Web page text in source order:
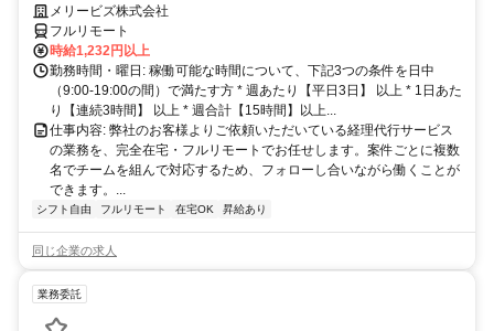
～。完全在宅で育児・介護中の方も大歓迎♪
メリービズ株式会社
フルリモート
時給1,232円以上
勤務時間・曜日: 稼働可能な時間について、下記3つの条件を日中
（9:00-19:00の間）で満たす方 * 週あたり【平日3日】 以上 * 1日あた
り【連続3時間】 以上 * 週合計【15時間】以上...
仕事内容: 弊社のお客様よりご依頼いただいている経理代行サービス
の業務を、完全在宅・フルリモートでお任せします。案件ごとに複数
名でチームを組んで対応するため、フォローし合いながら働くことが
できます。...
シフト自由 フルリモート 在宅OK 昇給あり
同じ企業の求人
業務委託